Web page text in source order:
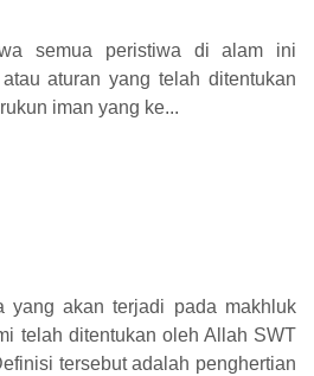
semua peristiwa di alam ini
aturan yang telah ditentukan
iman yang ke...
yang akan terjadi pada makhluk
telah ditentukan oleh Allah SWT
tersebut adalah penghertian